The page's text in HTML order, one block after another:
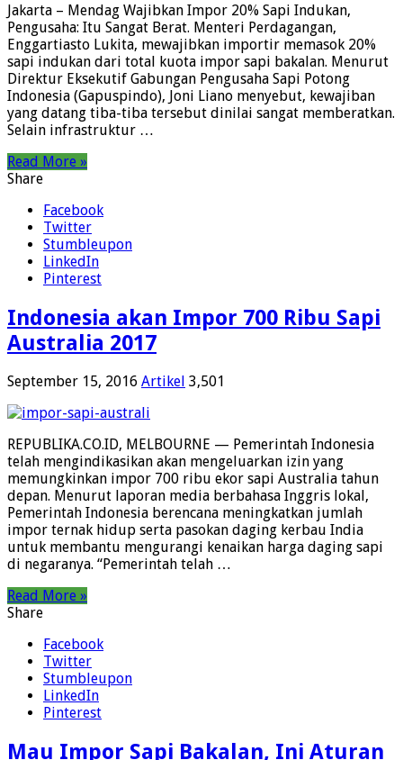
Jakarta – Mendag Wajibkan Impor 20% Sapi Indukan,
Pengusaha: Itu Sangat Berat. Menteri Perdagangan,
Enggartiasto Lukita, mewajibkan importir memasok 20%
sapi indukan dari total kuota impor sapi bakalan. Menurut
Direktur Eksekutif Gabungan Pengusaha Sapi Potong
Indonesia (Gapuspindo), Joni Liano menyebut, kewajiban
yang datang tiba-tiba tersebut dinilai sangat memberatkan.
Selain infrastruktur …
Read More »
Share
Facebook
Twitter
Stumbleupon
LinkedIn
Pinterest
Indonesia akan Impor 700 Ribu Sapi
Australia 2017
September 15, 2016 Artikel 3,501
REPUBLIKA.CO.ID, MELBOURNE — Pemerintah Indonesia
telah mengindikasikan akan mengeluarkan izin yang
memungkinkan impor 700 ribu ekor sapi Australia tahun
depan. Menurut laporan media berbahasa Inggris lokal,
Pemerintah Indonesia berencana meningkatkan jumlah
impor ternak hidup serta pasokan daging kerbau India
untuk membantu mengurangi kenaikan harga daging sapi
di negaranya. “Pemerintah telah …
Read More »
Share
Facebook
Twitter
Stumbleupon
LinkedIn
Pinterest
Mau Impor Sapi Bakalan, Ini Aturan